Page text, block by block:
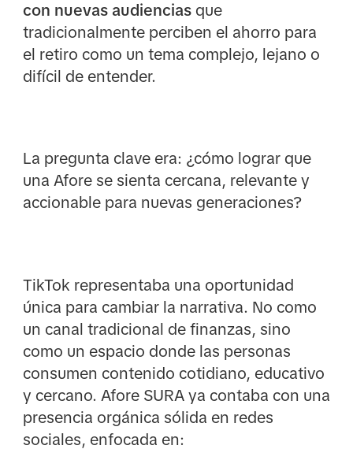
con nuevas audienciasque
tradicionalmente perciben el ahorro para
el retiro como un tema complejo, lejano o
difícil de entender.
La pregunta clave era: ¿cómo lograr que
una Afore se sienta cercana, relevante y
accionable para nuevas generaciones?
TikTok representaba una oportunidad
única para cambiar la narrativa. No como
un canal tradicional de finanzas, sino
como un espacio donde las personas
consumen contenido cotidiano, educativo
y cercano. Afore SURA ya contaba con una
presencia orgánica sólida en redes
sociales, enfocada en: